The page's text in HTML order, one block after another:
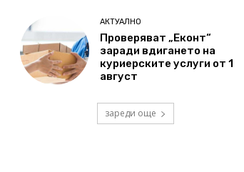
АКТУАЛНО
Проверяват „Еконт“
заради вдигането на
куриерските услуги от 1
август
зареди още